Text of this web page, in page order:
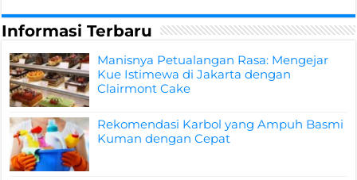
Informasi Terbaru
Manisnya Petualangan Rasa: Mengejar
Kue Istimewa di Jakarta dengan
Clairmont Cake
Rekomendasi Karbol yang Ampuh Basmi
Kuman dengan Cepat